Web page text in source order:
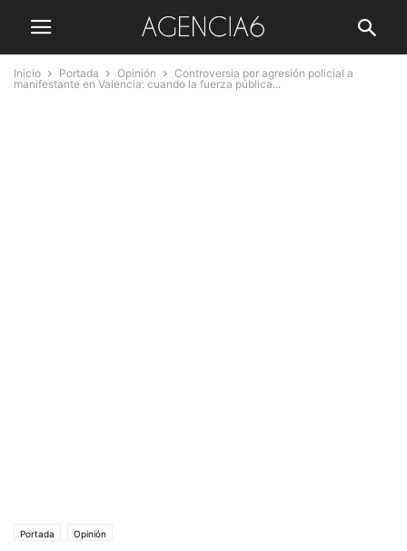
Inicio Portada Opinión
Controversia por agresión policial a
manifestante en Valencia: cuando la fuerza pública...
Portada Opinión